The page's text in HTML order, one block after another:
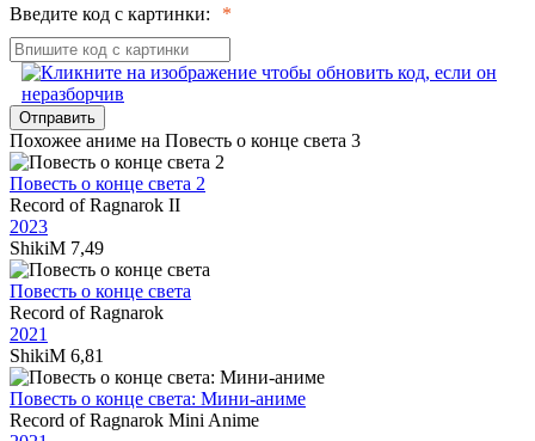
Введите код с картинки:
Отправить
Похожее аниме на Повесть о конце света 3
Повесть о конце света 2
Record of Ragnarok II
2023
ShikiM 7,49
Повесть о конце света
Record of Ragnarok
2021
ShikiM 6,81
Повесть о конце света: Мини-аниме
Record of Ragnarok Mini Anime